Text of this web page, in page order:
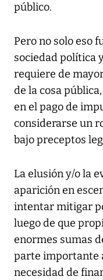
público.
Pero no solo eso
sociedad política
requiere de
de la cosa
en el pago de
considerarse un
bajo preceptos
La elusión y/o la
aparición en
intentar mitigar
luego de que
enormes sumas
parte importante
necesidad de